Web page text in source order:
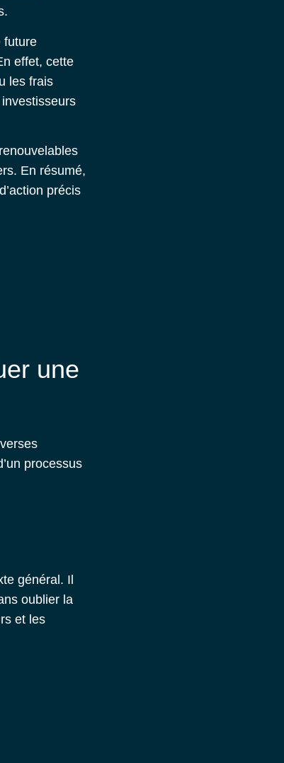
future
effet, cette
les frais
En résumé,
précis
une
processus
général. Il
oublier la
et les